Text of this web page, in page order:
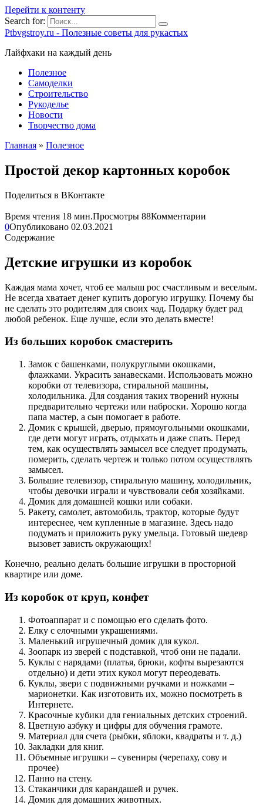
Перейти к контенту
Search for:
Ptbvgstroy.ru - Полезные советы для рукастых
Лайфхаки на каждый день
Полезное
Самоделки
Строительство
Рукоделье
Новости
Творчество дома
Главная » Полезное
Простой декор картонных коробок
Поделиться в ВКонтакте
Время чтения 18 мин.Просмотры 88Комментарии
0Опубликовано 02.03.2021
Содержание
Детские игрушки из коробок
Каждая мама хочет, чтоб ее малыш рос счастливым и веселым.
Не всегда хватает денег купить дорогую игрушку. Почему бы
не сделать это родителям для своих чад. Подарку будет рад
любой ребенок. Еще лучше, если это делать вместе!
Из больших коробок смастерить
Замок с башенками, полукруглыми окошками,
флажками. Украсить занавесками. Использовать можно
коробки от телевизора, стиральной машины,
холодильника. Для создания таких творений нужны
предварительно чертежи или наброски. Хорошо когда
папа мастер, а сын помогает в работе.
Домик с крышей, дверью, прямоугольными окошками,
где дети могут играть, отдыхать и даже спать. Перед
тем, как осуществлять замысел все следует продумать,
померить, сделать чертеж и только потом осуществлять
замысел.
Большие телевизор, стиральную машину, холодильник,
чтобы девочки играли и чувствовали себя хозяйками.
Домик для домашней кошки или собаки.
Ракету, самолет, автомобиль, трактор, которые будут
интереснее, чем купленные в магазине. Здесь надо
подумать и приложить руку умельца. Готовый шедевр
вызовет зависть окружающих!
Конечно, реально делать большие игрушки в просторной
квартире или доме.
Из коробок от круп, конфет
Фотоаппарат и с помощью его сделать фото.
Елку с елочными украшениями.
Маленький игрушечный домик для кукол.
Зоопарк из зверей с подставкой, чтоб они не падали.
Куклы с нарядами (платья, брюки, кофты вырезаются
отдельно) и дети этих кукол могут переодевать.
Куклы, звери с подвижными ручками и ножками –
марионетки. Как изготовить их, можно посмотреть в
Интернете.
Красочные кубики для гениальных детских строений.
Цветную азбуку и цифры для обучения грамоте.
Материал для счета (рыбки, яблоки, квадраты и т. д.)
Закладки для книг.
Объемные игрушки – сувениры (черепаху, сову и
прочее)
Панно на стену.
Стаканчики для карандашей и ручек.
Домик для домашних животных.